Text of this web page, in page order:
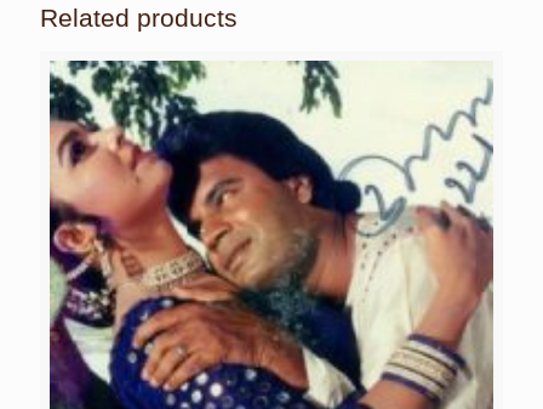
Related products